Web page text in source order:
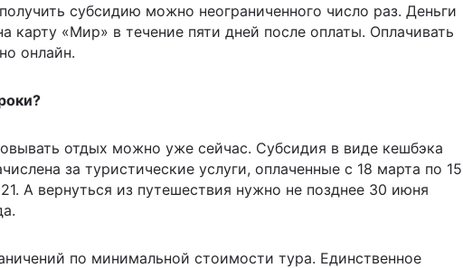
субсидию можно неограниченного число раз. Деньги
карту «Мир» в течение пяти дней после оплаты. Оплачивать
онлайн.
отдых можно уже сейчас. Субсидия в виде кешбэка
за туристические услуги, оплаченные с 18 марта по 15
А вернуться из путешествия нужно не позднее 30 июня
по минимальной стоимости тура. Единственное